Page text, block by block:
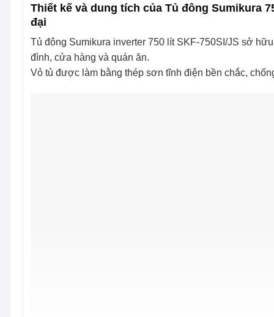
Thiết kế và dung tích của Tủ đông Sumikura
đại
Tủ đông Sumikura inverter 750 lít SKF-750SI/JS sở
đình, cửa hàng và quán ăn.
Vỏ tủ được làm bằng thép sơn tĩnh điện bền chắc,